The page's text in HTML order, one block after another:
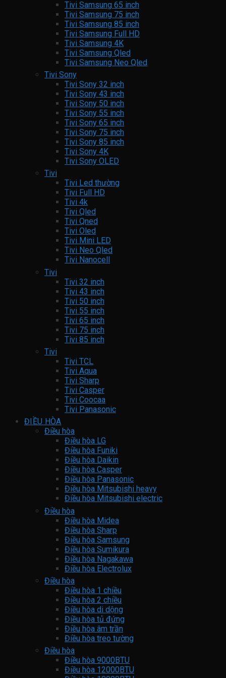
Tivi Samsung 65 inch
Tivi Samsung 75 inch
Tivi Samsung 85 inch
Tivi Samsung Full HD
Tivi Samsung 4K
Tivi Samsung Qled
Tivi Samsung Neo Qled
Tivi Sony
Tivi Sony 32 inch
Tivi Sony 43 inch
Tivi Sony 50 inch
Tivi Sony 55 inch
Tivi Sony 65 inch
Tivi Sony 75 inch
Tivi Sony 85 inch
Tivi Sony 4K
Tivi Sony OLED
Tivi
Tivi Led thường
Tivi Full HD
Tivi 4k
Tivi Qled
Tivi Qned
Tivi Oled
Tivi Mini LED
Tivi Neo Qled
Tivi Nanocell
Tivi
Tivi 32 inch
Tivi 43 inch
Tivi 50 inch
Tivi 55 inch
Tivi 65 inch
Tivi 75 inch
Tivi 85 inch
Tivi
Tivi TCL
Tivi Aqua
Tivi Sharp
Tivi Casper
Tivi Coocaa
Tivi Panasonic
ĐIỀU HÒA
Điều hòa
Điều hòa LG
Điều hòa Funiki
Điều hòa Daikin
Điều hòa Casper
Điều hòa Panasonic
Điều hòa Mitsubishi heavy
Điều hòa Mitsubishi electric
Điều hòa
Điều hòa Midea
Điều hòa Sharp
Điều hòa Samsung
Điều hòa Sumikura
Điều hòa Nagakawa
Điều hòa Electrolux
Điều hòa
Điều hòa 1 chiều
Điều hòa 2 chiều
Điều hòa di dộng
Điều hòa tủ đứng
Điều hòa âm trần
Điều hòa treo tường
Điều hòa
Điều hòa 9000BTU
Điều hòa 12000BTU